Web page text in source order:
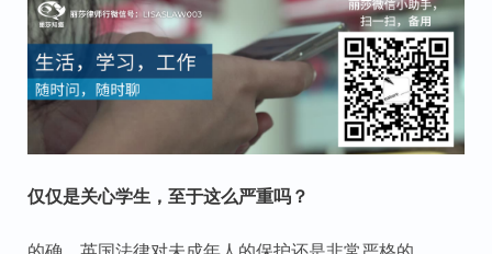
仅仅是关心学生，至于这么严重吗？